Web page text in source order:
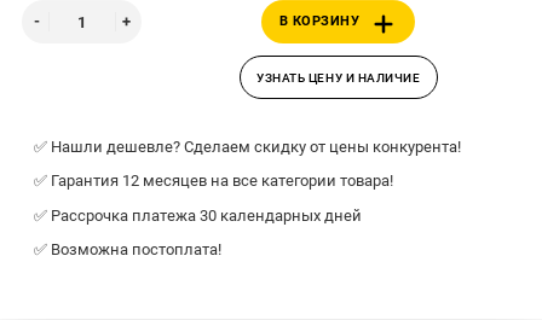
В КОРЗИНУ
УЗНАТЬ ЦЕНУ И НАЛИЧИЕ
✅ Нашли дешевле? Сделаем скидку от цены конкурента!
✅ Гарантия 12 месяцев на все категории товара!
✅ Рассрочка платежа 30 календарных дней
✅ Возможна постоплата!